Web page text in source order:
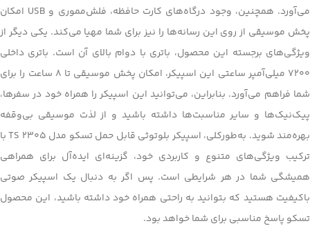
می‌آورد. همچنین، وجود درگاه‌های کارت حافظه، فلش‌مموری و USB امکان
پخش موسیقی از روی این رسانه‌ها را نیز برای شما مهیا می‌کند. یکی دیگر از
ویژگی‌های برجسته این محصول، باتری با دوام بالای آن است. باتری داخلی
7200 میلی‌آمپر ساعتی این اسپیکر، امکان پخش موسیقی تا 8 ساعت را برای
شما فراهم می‌آورد. بنابراین، می‌توانید این اسپیکر را همراه خود در سفرها،
پیک‌نیک‌ها و سایر مناسبت‌ها داشته باشید و از لذت موسیقی بی‌وقفه
بهره‌مند شوید. به‌طورکلی، اسپیکر بلوتوثی قابل حمل تسکو مدل TS 2305 با
ترکیب ویژگی‌های متنوع و کاربردی خود، گزینه‌ای ایده‌آل برای همراهی
همیشگی شما در هر شرایطی است. پس اگر به دنبال یک اسپیکر صوتی
باکیفیت هستید که بتوانید به راحتی همراه خود داشته باشید، این محصول
تسکو پاسخ مناسبی برای شما خواهد بود.